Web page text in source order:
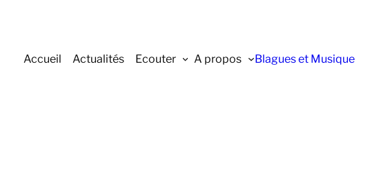
Accueil Actualités Ecouter A propos Blagues et Musique